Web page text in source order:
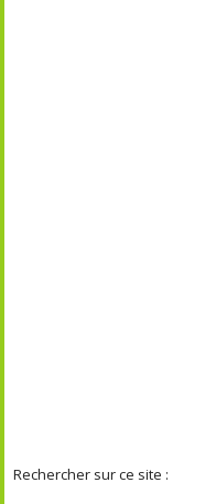
Rechercher sur ce site :